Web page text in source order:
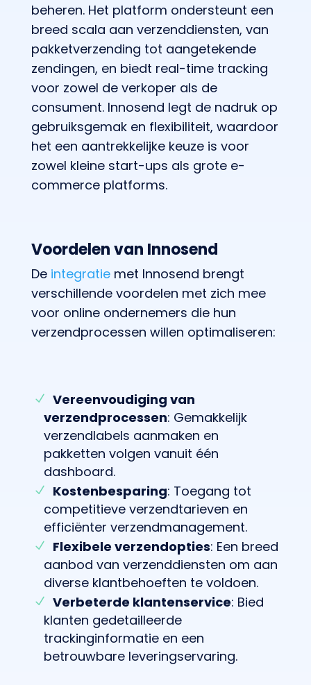
beheren. Het platform ondersteunt een
breed scala aan verzenddiensten, van
pakketverzending tot aangetekende
zendingen, en biedt real-time tracking
voor zowel de verkoper als de
consument. Innosend legt de nadruk op
gebruiksgemak en flexibiliteit, waardoor
het een aantrekkelijke keuze is voor
zowel kleine start-ups als grote e-
commerce platforms.
Voordelen van Innosend
De integratiemet Innosend brengt
verschillende voordelen met zich mee
voor online ondernemers die hun
verzendprocessen willen optimaliseren:
Vereenvoudiging van
verzendprocessen: Gemakkelijk
verzendlabels aanmaken en
pakketten volgen vanuit één
dashboard.
Kostenbesparing: Toegang tot
competitieve verzendtarieven en
efficiënter verzendmanagement.
Flexibele verzendopties: Een breed
aanbod van verzenddiensten om aan
diverse klantbehoeften te voldoen.
Verbeterde klantenservice: Bied
klanten gedetailleerde
trackinginformatie en een
betrouwbare leveringservaring.